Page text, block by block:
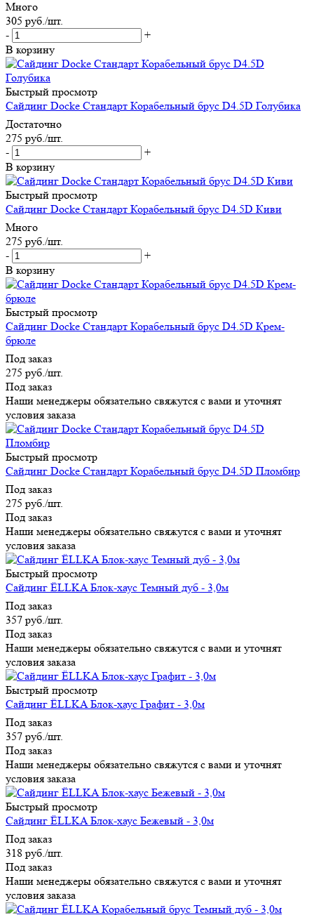
Много
305 руб./шт.
-
+
В корзину
Быстрый просмотр
Сайдинг Docke Стандарт Корабельный брус D4.5D Голубика
Достаточно
275 руб./шт.
-
+
В корзину
Быстрый просмотр
Сайдинг Docke Стандарт Корабельный брус D4.5D Киви
Много
275 руб./шт.
-
+
В корзину
Быстрый просмотр
Сайдинг Docke Стандарт Корабельный брус D4.5D Крем-
брюле
Под заказ
275 руб./шт.
Под заказ
Наши менеджеры обязательно свяжутся с вами и уточнят
условия заказа
Быстрый просмотр
Сайдинг Docke Стандарт Корабельный брус D4.5D Пломбир
Под заказ
275 руб./шт.
Под заказ
Наши менеджеры обязательно свяжутся с вами и уточнят
условия заказа
Быстрый просмотр
Сайдинг ЁLLKA Блок-хаус Темный дуб - 3,0м
Под заказ
357 руб./шт.
Под заказ
Наши менеджеры обязательно свяжутся с вами и уточнят
условия заказа
Быстрый просмотр
Сайдинг ЁLLKA Блок-хаус Графит - 3,0м
Под заказ
357 руб./шт.
Под заказ
Наши менеджеры обязательно свяжутся с вами и уточнят
условия заказа
Быстрый просмотр
Сайдинг ЁLLKA Блок-хаус Бежевый - 3,0м
Под заказ
318 руб./шт.
Под заказ
Наши менеджеры обязательно свяжутся с вами и уточнят
условия заказа